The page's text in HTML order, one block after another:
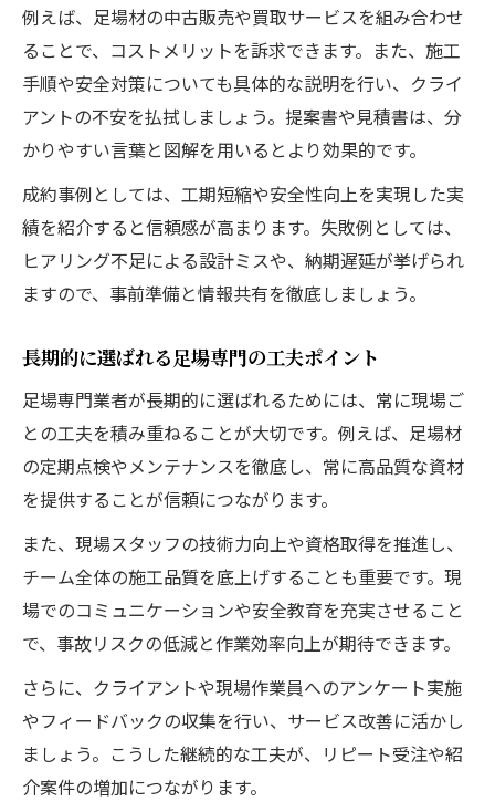
例えば、足場材の中古販売や買取サービスを組み合わせ
ることで、コストメリットを訴求できます。また、施工
手順や安全対策についても具体的な説明を行い、クライ
アントの不安を払拭しましょう。提案書や見積書は、分
かりやすい言葉と図解を用いるとより効果的です。
成約事例としては、工期短縮や安全性向上を実現した実
績を紹介すると信頼感が高まります。失敗例としては、
ヒアリング不足による設計ミスや、納期遅延が挙げられ
ますので、事前準備と情報共有を徹底しましょう。
長期的に選ばれる足場専門の工夫ポイント
足場専門業者が長期的に選ばれるためには、常に現場ご
との工夫を積み重ねることが大切です。例えば、足場材
の定期点検やメンテナンスを徹底し、常に高品質な資材
を提供することが信頼につながります。
また、現場スタッフの技術力向上や資格取得を推進し、
チーム全体の施工品質を底上げすることも重要です。現
場でのコミュニケーションや安全教育を充実させること
で、事故リスクの低減と作業効率向上が期待できます。
さらに、クライアントや現場作業員へのアンケート実施
やフィードバックの収集を行い、サービス改善に活かし
ましょう。こうした継続的な工夫が、リピート受注や紹
介案件の増加につながります。